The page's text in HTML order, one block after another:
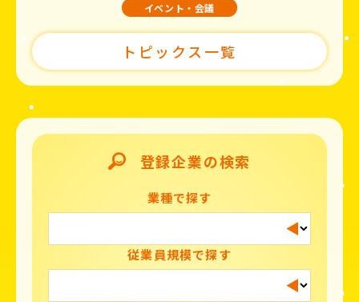
イベント・会議
トピックス一覧
登録企業の検索
業種で探す
従業員規模で探す